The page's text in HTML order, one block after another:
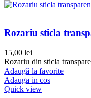
Rozariu sticla
15,00 lei
Rozariu din sticla
Adaugă la favorite
Adauga in cos
Quick view